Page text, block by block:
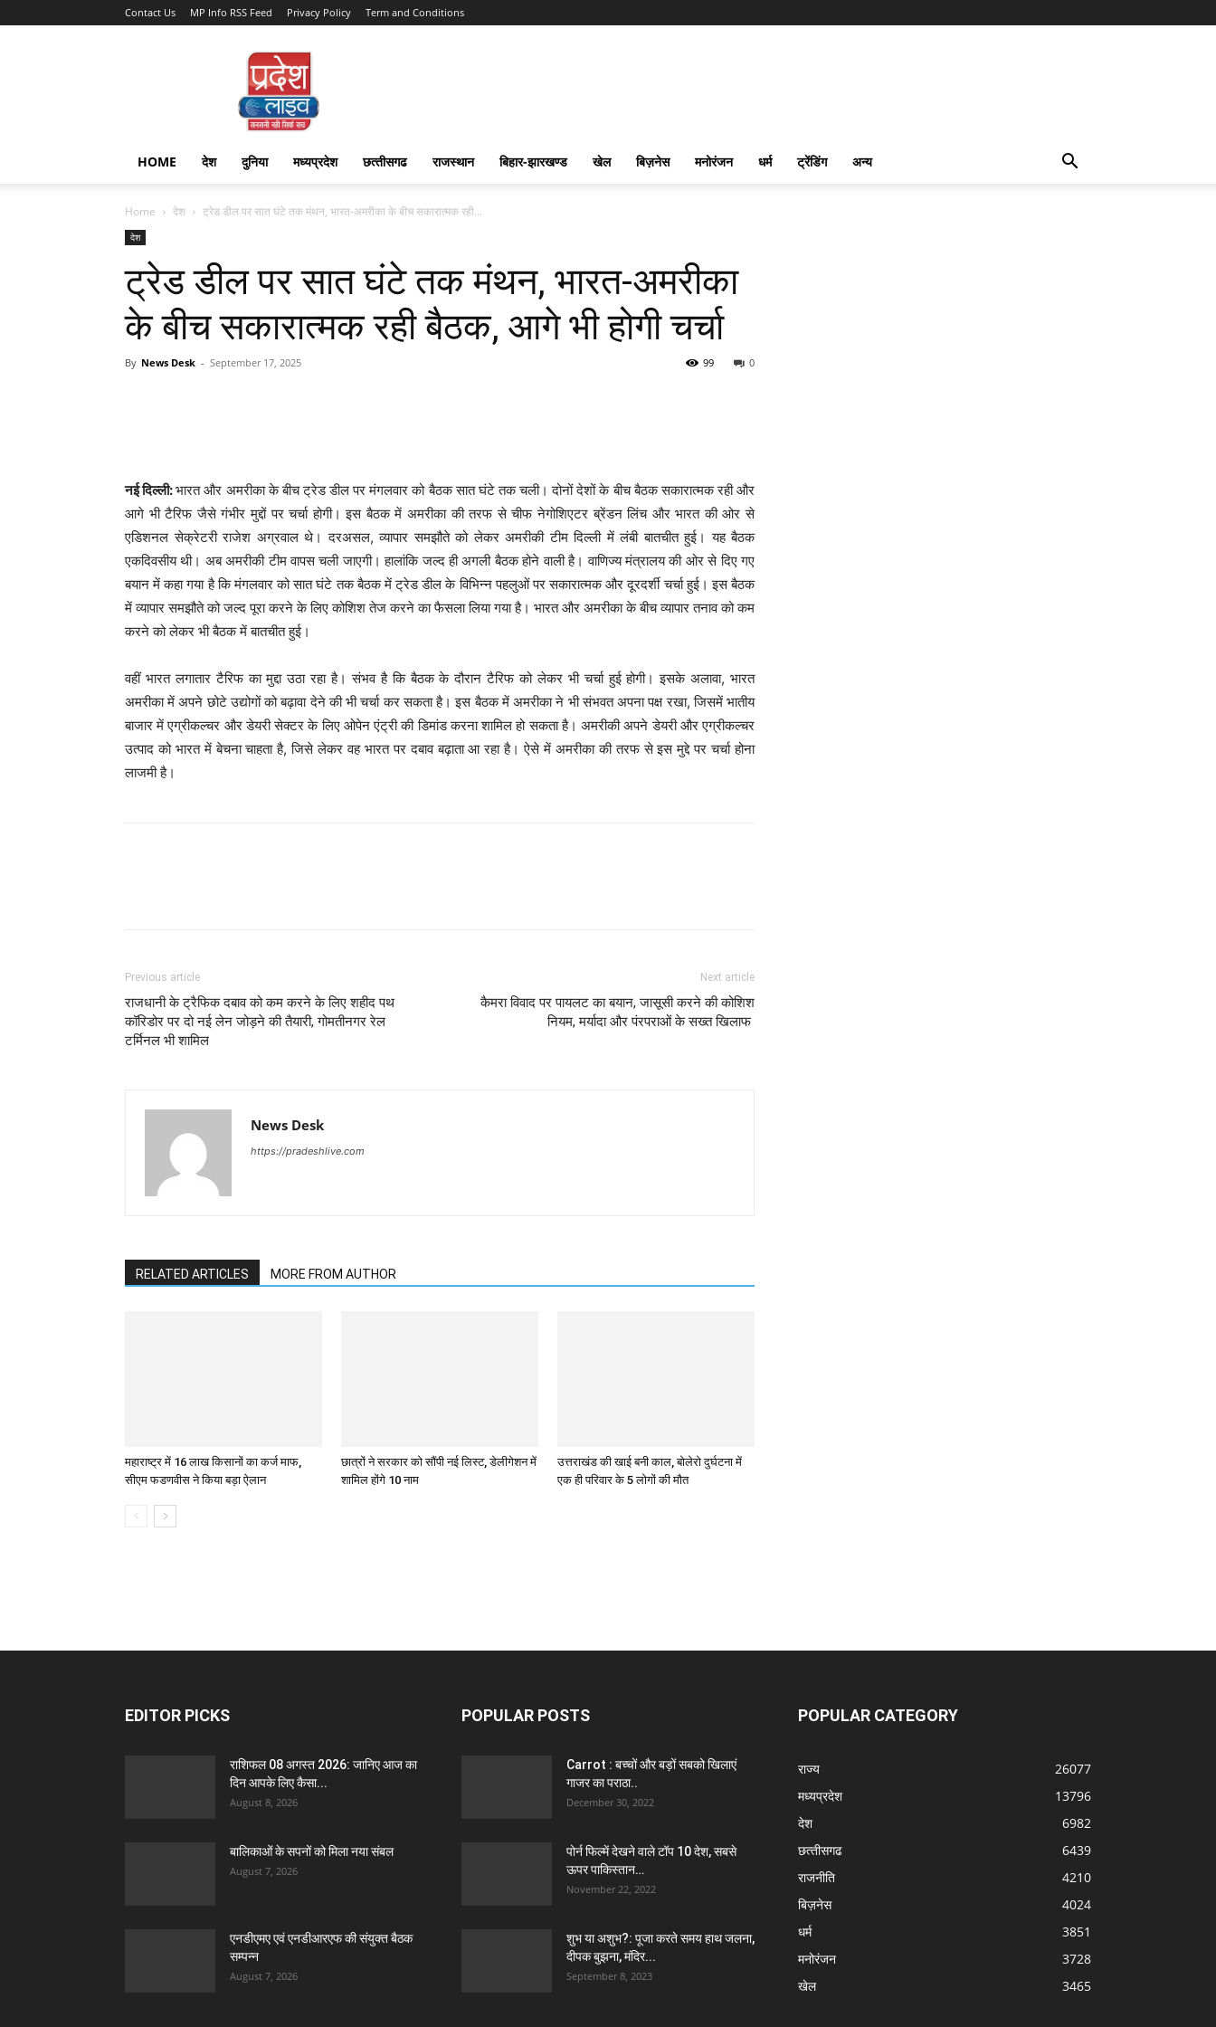
Contact Us MP Info RSS Feed Privacy Policy Term and Conditions
Pradesh
Live
HOME देश दुनिया मध्यप्रदेश छत्‍तीसगढ राजस्‍थान बिहार-झारखण्‍ड खेल बिज़नेस मनोरंजन धर्म ट्रेंडिंग अन्य
Home देश ट्रेड डील पर सात घंटे तक मंथन, भारत-अमरीका के बीच सकारात्मक रही...
देश
ट्रेड डील पर सात घंटे तक मंथन, भारत-अमरीका
के बीच सकारात्मक रही बैठक, आगे भी होगी चर्चा
By News Desk - September 17, 2025 0
99
नई दिल्ली:भारत और अमरीका के बीच ट्रेड डील पर मंगलवार को बैठक सात घंटे तक चली। दोनों देशों के बीच बैठक सकारात्मक रही और
आगे भी टैरिफ जैसे गंभीर मुद्दों पर चर्चा होगी। इस बैठक में अमरीका की तरफ से चीफ नेगोशिएटर ब्रेंडन लिंच और भारत की ओर से
एडिशनल सेक्रेटरी राजेश अग्रवाल थे। दरअसल, व्यापार समझौते को लेकर अमरीकी टीम दिल्ली में लंबी बातचीत हुई। यह बैठक
एकदिवसीय थी। अब अमरीकी टीम वापस चली जाएगी। हालांकि जल्द ही अगली बैठक होने वाली है। वाणिज्य मंत्रालय की ओर से दिए गए
बयान में कहा गया है कि मंगलवार को सात घंटे तक बैठक में ट्रेड डील के विभिन्न पहलुओं पर सकारात्मक और दूरदर्शी चर्चा हुई। इस बैठक
में व्यापार समझौते को जल्द पूरा करने के लिए कोशिश तेज करने का फैसला लिया गया है। भारत और अमरीका के बीच व्यापार तनाव को कम
करने को लेकर भी बैठक में बातचीत हुई।
वहीं भारत लगातार टैरिफ का मुद्दा उठा रहा है। संभव है कि बैठक के दौरान टैरिफ को लेकर भी चर्चा हुई होगी। इसके अलावा, भारत
अमरीका में अपने छोटे उद्योगों को बढ़ावा देने की भी चर्चा कर सकता है। इस बैठक में अमरीका ने भी संभवत अपना पक्ष रखा, जिसमें भातीय
बाजार में एग्रीकल्चर और डेयरी सेक्टर के लिए ओपेन एंट्री की डिमांड करना शामिल हो सकता है। अमरीकी अपने डेयरी और एग्रीकल्चर
उत्पाद को भारत में बेचना चाहता है, जिसे लेकर वह भारत पर दबाव बढ़ाता आ रहा है। ऐसे में अमरीका की तरफ से इस मुद्दे पर चर्चा होना
लाजमी है।
Previous article
राजधानी के ट्रैफिक दबाव को कम करने के लिए शहीद पथ
कॉरिडोर पर दो नई लेन जोड़ने की तैयारी, गोमतीनगर रेल
टर्मिनल भी शामिल
Next article
कैमरा विवाद पर पायलट का बयान, जासूसी करने की कोशिश
नियम, मर्यादा और पंरपराओं के सख्त खिलाफ
News Desk
https://pradeshlive.com
RELATED ARTICLES MORE FROM AUTHOR
महाराष्ट्र में 16 लाख किसानों का कर्ज माफ,
सीएम फडणवीस ने किया बड़ा ऐलान
छात्रों ने सरकार को सौंपी नई लिस्ट, डेलीगेशन में
शामिल होंगे 10 नाम
उत्तराखंड की खाई बनी काल, बोलेरो दुर्घटना में
एक ही परिवार के 5 लोगों की मौत
EDITOR PICKS
राशिफल 08 अगस्त 2026: जानिए आज का
दिन आपके लिए कैसा...
August 8, 2026
बालिकाओं के सपनों को मिला नया संबल
August 7, 2026
एनडीएमए एवं एनडीआरएफ की संयुक्त बैठक
सम्पन्न
August 7, 2026
POPULAR POSTS
Carrot : बच्चों और बड़ों सबको खिलाएं
गाजर का पराठा..
December 30, 2022
पोर्न फिल्में देखने वाले टॉप 10 देश, सबसे
ऊपर पाकिस्तान…
November 22, 2022
शुभ या अशुभ?: पूजा करते समय हाथ जलना,
दीपक बुझना, मंदिर...
September 8, 2023
POPULAR CATEGORY
राज्‍य
26077
मध्यप्रदेश
13796
देश
6982
छत्‍तीसगढ
6439
राजनीति
4210
बिज़नेस
4024
धर्म
3851
मनोरंजन
3728
खेल
3465